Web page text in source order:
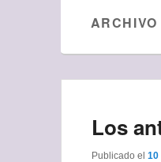
Los
Publicado el 10